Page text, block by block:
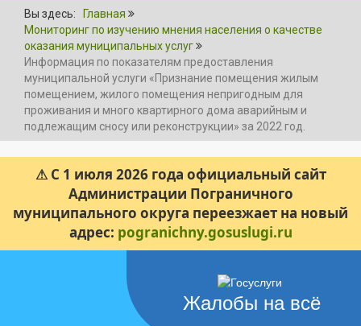
Вы здесь:
Главная
Мониторинг по изучению мнения населения о качестве
оказания муниципальных услуг
Информация по показателям предоставления
муниципальной услуги «Признание помещения жилым
помещением, жилого помещения непригодным для
проживания и много квартирного дома аварийным и
подлежащим сносу или реконструкции» за 2022 год.
⚠ С 1 июля 2026 года официальный сайт
Администрации Пограничного
муниципального округа переезжает на новый
адрес: pogranichny.gosuslugi.ru
Жалобы на всё